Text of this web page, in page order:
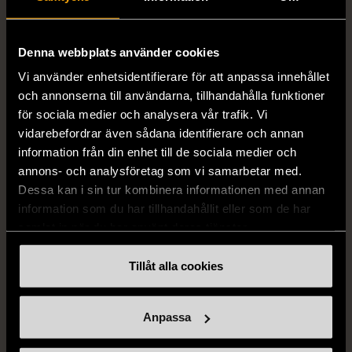
Denna webbplats använder cookies
Vi använder enhetsidentifierare för att anpassa innehållet
och annonserna till användarna, tillhandahålla funktioner
för sociala medier och analysera vår trafik. Vi
vidarebefordrar även sådana identifierare och annan
information från din enhet till de sociala medier och
annons- och analysföretag som vi samarbetar med.
Dessa kan i sin tur kombinera informationen med annan
information som du har tillhandahållit eller som de har
Tillåt alla cookies
Anpassa
S (34-36) Gott skick
999 kr
Vintage
Mycket gott skick
999 kr
läderimitation
stenar